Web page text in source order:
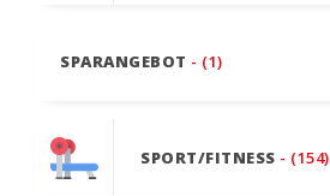
SPARANGEBOT - (1)
SPORT/FITNESS - (154)